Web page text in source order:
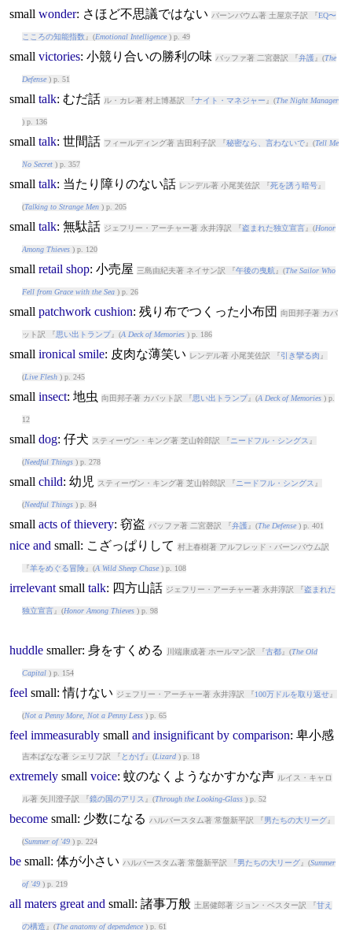
small wonder: さほど不思議ではない バーンバウム著 土屋京子訳 『EQ〜
こころの知能指数』(Emotional Intelligence) p. 49
small victories: 小競り合いの勝利の味 バッファ著 二宮磬訳 『弁護』(The
Defense) p. 51
small talk: むだ話 ル・カレ著 村上博基訳 『ナイト・マネジャー 』(The Night Manager
) p. 136
small talk: 世間話 フィールディング著 吉田利子訳 『秘密なら、言わないで』(Tell Me
No Secret) p. 357
small talk: 当たり障りのない話 レンデル著 小尾芙佐訳 『死を誘う暗号』
(Talking to Strange Men) p. 205
small talk: 無駄話 ジェフリー・アーチャー著 永井淳訳 『盗まれた独立宣言』(Honor
Among Thieves) p. 120
small retail shop: 小売屋 三島由紀夫著 ネイサン訳 『午後の曳航 』(The Sailor Who
Fell from Grace with the Sea) p. 26
small patchwork cushion: 残り布でつくった小布団 向田邦子著 カバ
ット訳 『思い出トランプ』(A Deck of Memories) p. 186
small ironical smile: 皮肉な薄笑い レンデル著 小尾芙佐訳 『引き攣る肉 』
(Live Flesh) p. 245
small insect: 地虫 向田邦子著 カバット訳 『思い出トランプ』(A Deck of Memories) p.
12
small dog: 仔犬 スティーヴン・キング著 芝山幹郎訳 『 ニードフル・シングス 』
(Needful Things) p. 278
small child: 幼児 スティーヴン・キング著 芝山幹郎訳 『 ニードフル・シングス 』
(Needful Things) p. 84
small acts of thievery: 窃盗 バッファ著 二宮磬訳 『弁護』(The Defense) p. 401
nice and small: こざっぱりして 村上春樹著 アルフレッド・バーンバウム訳
『羊をめぐる冒険』(A Wild Sheep Chase) p. 108
irrelevant small talk: 四方山話 ジェフリー・アーチャー著 永井淳訳 『盗まれた
独立宣言』(Honor Among Thieves) p. 98
huddle smaller: 身をすくめる 川端康成著 ホールマン訳 『古都』(The Old
Capital) p. 154
feel small: 情けない ジェフリー・アーチャー著 永井淳訳 『100万ドルを取り返せ』
(Not a Penny More, Not a Penny Less) p. 65
feel immeasurably small and insignificant by comparison: 卑小感
吉本ばなな著 シェリフ訳 『 とかげ』(Lizard) p. 18
extremely small voice: 蚊のなくようなかすかな声 ルイス・キャロ
ル著 矢川澄子訳 『鏡の国のアリス 』(Through the Looking-Glass) p. 52
become small: 少数になる ハルバースタム著 常盤新平訳 『男たちの大リーグ』
(Summer of '49) p. 224
be small: 体が小さい ハルバースタム著 常盤新平訳 『男たちの大リーグ』(Summer
of '49) p. 219
all maters great and small: 諸事万般 土居健郎著 ジョン・ベスター訳 『甘え
の構造 』(The anatomy of dependence) p. 61